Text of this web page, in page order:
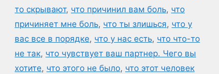
то скрывают, что причинил вам боль, что
причиняет мне боль, что ты злишься, что у
вас все в порядке, что у нас есть, что что-то
не так, что чувствует ваш партнер. Чего вы
хотите, что этого не было, что этот человек